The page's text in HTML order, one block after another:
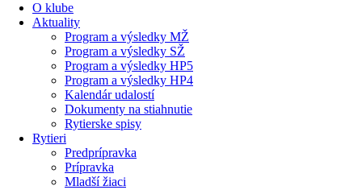
O klube
Aktuality
Program a výsledky MŽ
Program a výsledky SŽ
Program a výsledky HP5
Program a výsledky HP4
Kalendár udalostí
Dokumenty na stiahnutie
Rytierske spisy
Rytieri
Predprípravka
Prípravka
Mladší žiaci